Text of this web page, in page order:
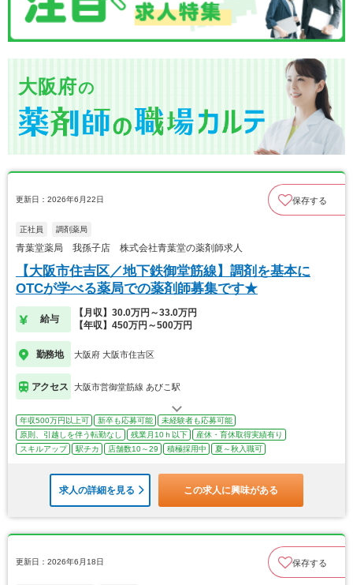
大阪府の
更新日：2026年6月22日 保存する
正社員 調剤薬局
青葉堂薬局 我孫子店 株式会社青葉堂の薬剤師求人
【大阪市住吉区／地下鉄御堂筋線】調剤を基本に
OTCが学べる薬局での薬剤師募集です★
給与
【月収】30.0万円～33.0万円
【年収】450万円～500万円
勤務地 大阪府 大阪市住吉区
アクセス 大阪市営御堂筋線 あびこ駅
年収500万円以上可 新卒も応募可能
未経験者も応募可能
原則、引越しを伴う転勤なし
残業月10ｈ以下
産休・育休取得実績有り
スキルアップ
駅チカ 店舗数10～29 積極採用中 夏～秋入職可
求人の詳細を見る この求人に興味がある
更新日：2026年6月18日 保存する